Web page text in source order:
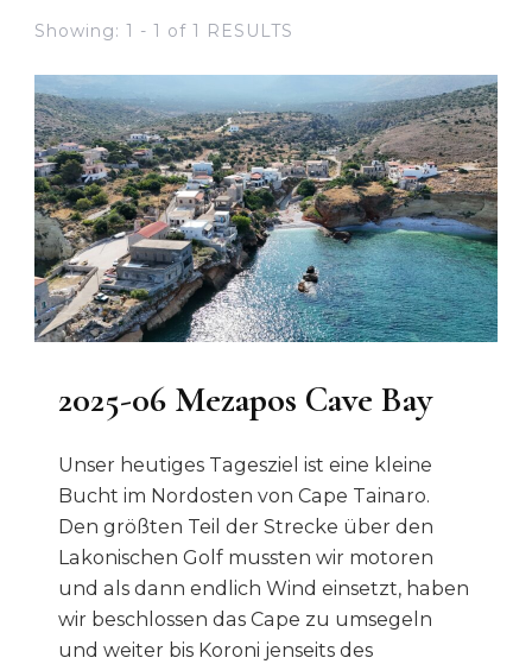
Showing: 1 - 1 of 1 RESULTS
2025-06 Mezapos Cave Bay
Unser heutiges Tagesziel ist eine kleine
Bucht im Nordosten von Cape Tainaro.
Den größten Teil der Strecke über den
Lakonischen Golf mussten wir motoren
und als dann endlich Wind einsetzt, haben
wir beschlossen das Cape zu umsegeln
und weiter bis Koroni jenseits des